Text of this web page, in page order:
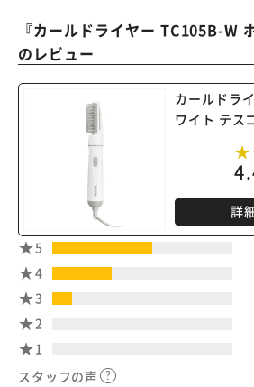
『カールドライヤー TC105B-W
のレビュー
カールドラ
ワイト テス
詳
5
4
3
2
1
スタッフの声